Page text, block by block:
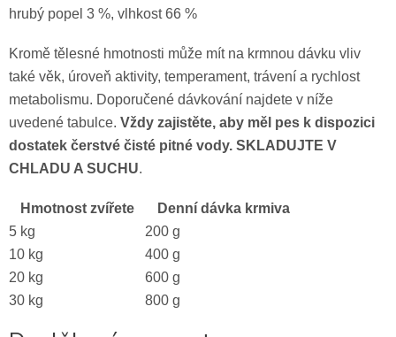
hrubý popel 3 %, vlhkost 66 %
Kromě tělesné hmotnosti může mít na krmnou dávku vliv
také věk, úroveň aktivity, temperament, trávení a rychlost
metabolismu. Doporučené dávkování najdete v níže
uvedené tabulce. Vždy zajistěte, aby měl pes k dispozici
dostatek čerstvé čisté pitné vody. SKLADUJTE V
CHLADU A SUCHU.
Hmotnost zvířete
Denní dávka krmiva
5 kg
200 g
10 kg
400 g
20 kg
600 g
30 kg
800 g